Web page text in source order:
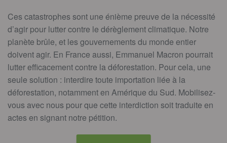
Ces catastrophes sont une énième preuve de la nécessité
d’agir pour lutter contre le dérèglement climatique. Notre
planète brûle, et les gouvernements du monde entier
doivent agir. En France aussi, Emmanuel Macron pourrait
lutter efficacement contre la déforestation. Pour cela, une
seule solution : interdire toute importation liée à la
déforestation, notamment en Amérique du Sud. Mobilisez-
vous avec nous pour que cette interdiction soit traduite en
actes en signant notre pétition.